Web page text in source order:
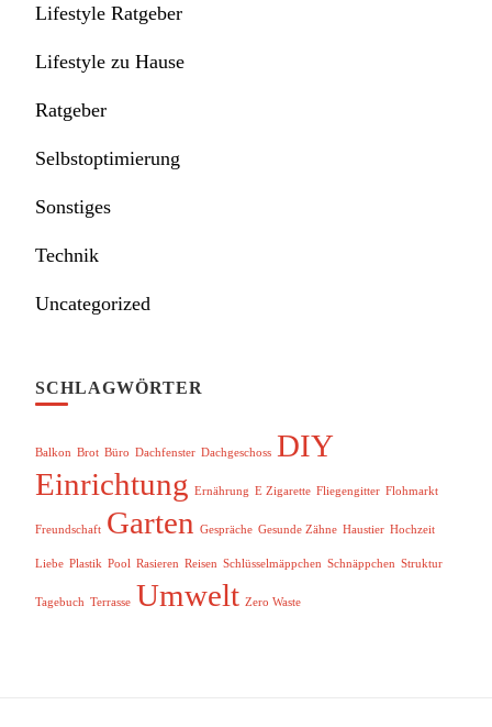
Lifestyle Ratgeber
Lifestyle zu Hause
Ratgeber
Selbstoptimierung
Sonstiges
Technik
Uncategorized
SCHLAGWÖRTER
Balkon Brot Büro Dachfenster Dachgeschoss DIY
Einrichtung Ernährung E Zigarette Fliegengitter Flohmarkt
Freundschaft Garten Gespräche Gesunde Zähne Haustier Hochzeit
Liebe Plastik Pool Rasieren Reisen Schlüsselmäppchen Schnäppchen Struktur
Tagebuch Terrasse Umwelt Zero Waste